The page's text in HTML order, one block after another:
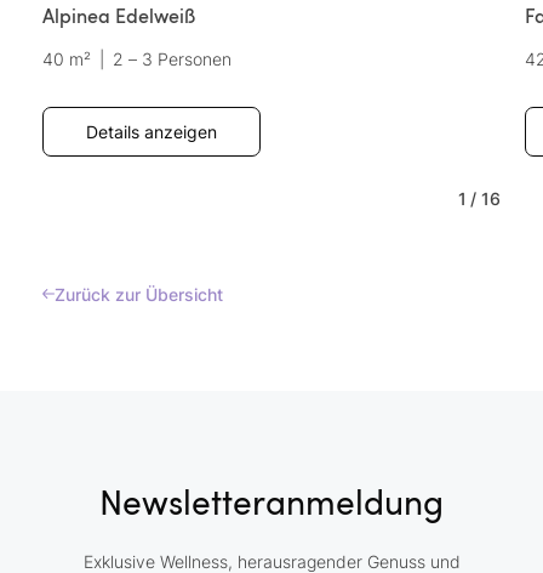
Alpinea Edelweiß
40 m² 2 – 3 Personen
Details anzeigen
1 / 16
Zurück zur Übersicht
Newsletteranmeldung
Exklusive Wellness, herausragender Genuss und